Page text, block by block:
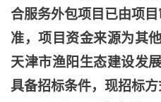
合服务外包项目已由项
准，项目资金来源为其
天津市渔阳生态建设发
具备招标条件，现招标方